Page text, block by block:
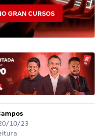
GRAN CURSOS
10/23